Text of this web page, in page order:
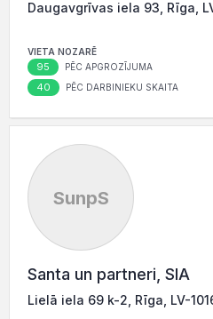
Daugavgrīvas iela 93, Rīga,
VIETA NOZARĒ
95 PĒC APGROZĪJUMA
40 PĒC DARBINIEKU SKAITA
SunpS
Santa un partneri, SIA
Lielā iela 69 k-2, Rīga, LV-